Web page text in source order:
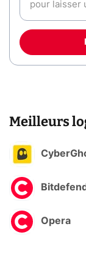
Meilleurs
Opera